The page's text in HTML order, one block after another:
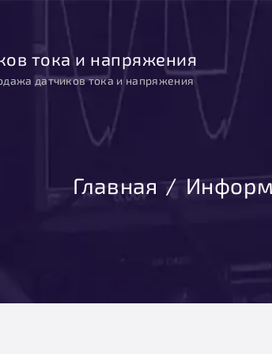
тока и напряжения
датчиков тока и напряжения
Главная